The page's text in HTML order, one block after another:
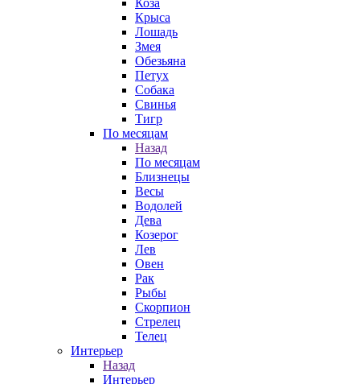
Коза
Крыса
Лошадь
Змея
Обезьяна
Петух
Собака
Свинья
Тигр
По месяцам
Назад
По месяцам
Близнецы
Весы
Водолей
Дева
Козерог
Лев
Овен
Рак
Рыбы
Скорпион
Стрелец
Телец
Интерьер
Назад
Интерьер